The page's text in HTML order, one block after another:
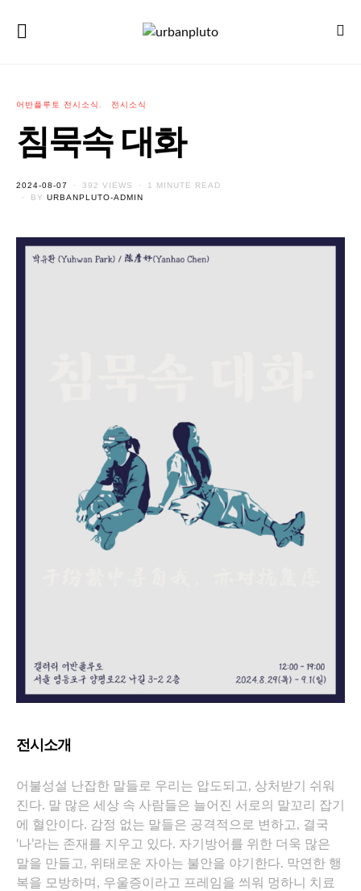
어반플루토 전시소식 전시소식
침묵속 대화
POSTED
ON
2024-08-07 392 VIEWS
1 MINUTE READ
BY URBANPLUTO-ADMIN
전시소개
어불성설 난잡한 말들로 우리는 압도되고, 상처받기 쉬워
진다. 말 많은 세상 속 사람들은 늘어진 서로의 말꼬리 잡기
에 혈안이다. 감정 없는 말들은 공격적으로 변하고, 결국
‘나’라는 존재를 지우고 있다. 자기방어를 위한 더욱 많은
말을 만들고, 위태로운 자아는 불안을 야기한다. 막연한 행
복을 모방하며, 우울증이라고 프레임을 씌워 멍하니 치료